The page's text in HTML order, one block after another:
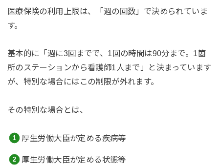
医療保険の利用上限は、「週の回数」で決められていま
す。
基本的に「週に3回までで、1回の時間は90分まで。1箇
所のステーションから看護師1人まで」と決まっています
が、特別な場合にはこの制限が外れます。
その特別な場合とは、
厚生労働大臣が定める疾病等
厚生労働大臣が定める状態等